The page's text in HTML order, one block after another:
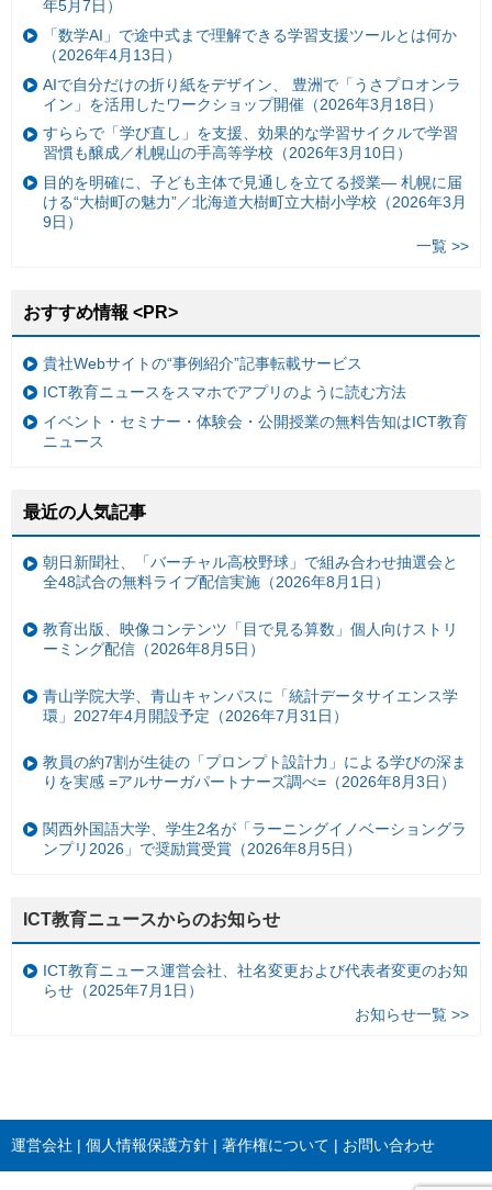
年5月7日）
「数学AI」で途中式まで理解できる学習支援ツールとは何か
（2026年4月13日）
AIで自分だけの折り紙をデザイン、 豊洲で「うさプロオンラ
イン」を活用したワークショップ開催（2026年3月18日）
すららで「学び直し」を支援、効果的な学習サイクルで学習
習慣も醸成／札幌山の手高等学校（2026年3月10日）
目的を明確に、子ども主体で見通しを立てる授業— 札幌に届
ける“大樹町の魅力”／北海道大樹町立大樹小学校（2026年3月
9日）
一覧 >>
おすすめ情報 <PR>
貴社Webサイトの“事例紹介”記事転載サービス
ICT教育ニュースをスマホでアプリのように読む方法
イベント・セミナー・体験会・公開授業の無料告知はICT教育
ニュース
最近の人気記事
朝日新聞社、「バーチャル高校野球」で組み合わせ抽選会と
全48試合の無料ライブ配信実施（2026年8月1日）
教育出版、映像コンテンツ「目で見る算数」個人向けストリ
ーミング配信（2026年8月5日）
青山学院大学、青山キャンパスに「統計データサイエンス学
環」2027年4月開設予定（2026年7月31日）
教員の約7割が生徒の「プロンプト設計力」による学びの深ま
りを実感 =アルサーガパートナーズ調べ=（2026年8月3日）
関西外国語大学、学生2名が「ラーニングイノベーショングラ
ンプリ2026」で奨励賞受賞（2026年8月5日）
ICT教育ニュースからのお知らせ
ICT教育ニュース運営会社、社名変更および代表者変更のお知
らせ（2025年7月1日）
お知らせ一覧 >>
運営会社 個人情報保護方針 著作権について お問い合わせ